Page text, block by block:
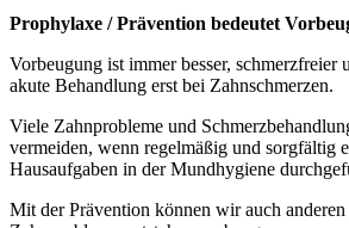
Prophylaxe / Prävention bedeutet
Vorbeugung ist immer besser, schmerzfreier
akute Behandlung erst bei Zahnschmerzen.
Viele Zahnprobleme und
vermeiden, wenn regelmäßig und sorgfältig
Hausaufgaben in der Mundhygiene
Mit der Prävention können wir auch